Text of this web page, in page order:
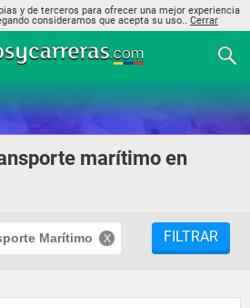
y de terceros para ofrecer una mejor experiencia
consideramos que acepta su uso.. Cerrar
marítimo en
Marítimo FILTRAR